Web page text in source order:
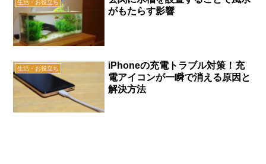
生活・お役立ち
がもたらす影響
生活・お役立ち
iPhoneの充電トラブル対策！充
電アイコンが一瞬で消える原因と
解決方法